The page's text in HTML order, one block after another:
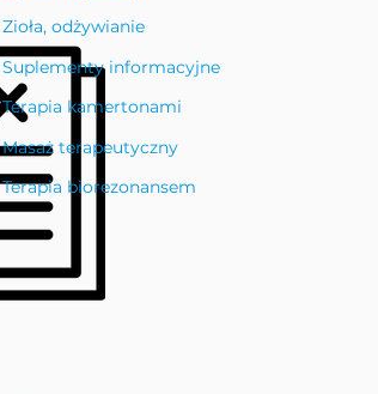
Zioła, odżywianie
Suplementy informacyjne
Terapia kamertonami
Masaż terapeutyczny
Terapia biorezonansem